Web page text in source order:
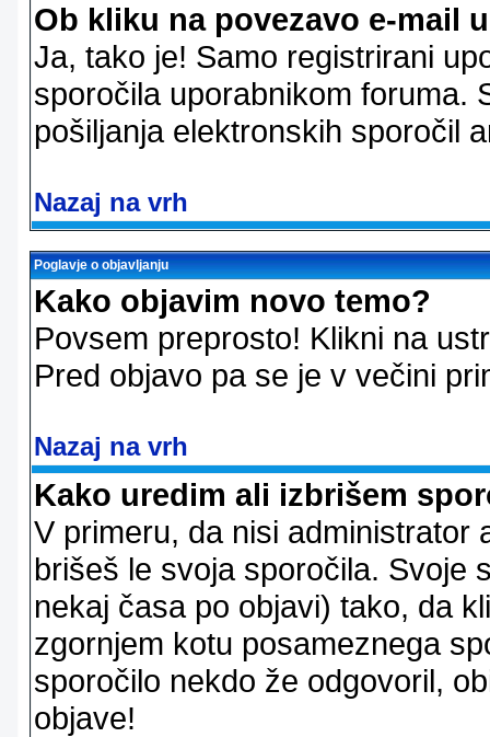
Ob kliku na povezavo e-mail
Ja, tako je! Samo registrirani
sporočila uporabnikom foruma.
pošiljanja elektronskih sporočil
Nazaj na vrh
Poglavje o objavljanju
Kako objavim novo temo?
Povsem preprosto! Klikni na
Pred objavo pa se je v večini
Nazaj na vrh
Kako uredim ali izbrišem
V primeru, da nisi administrator
brišeš le svoja sporočila. Svoje
nekaj časa po objavi) tako, da
zgornjem kotu posameznega
sporočilo nekdo že odgovoril,
objave!